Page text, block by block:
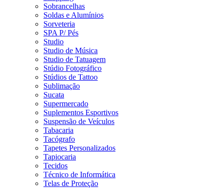
Sobrancelhas
Soldas e Alumínios
Sorveteria
SPA P/ Pés
Studio
Studio de Música
Studio de Tatuagem
Stúdio Fotográfico
Stúdios de Tattoo
Sublimação
Sucata
Supermercado
Suplementos Esportivos
Suspensão de Veículos
Tabacaria
Tacógrafo
Tapetes Personalizados
Tapiocaria
Tecidos
Técnico de Informática
Telas de Proteção